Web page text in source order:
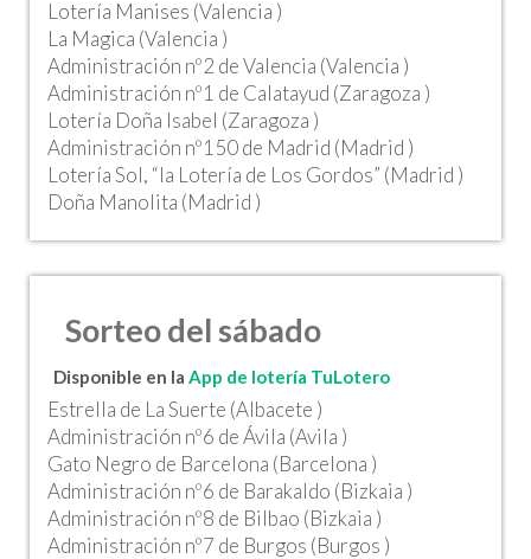
Lotería Manises (Valencia )
La Magica (Valencia )
Administración nº2 de Valencia (Valencia )
Administración nº1 de Calatayud (Zaragoza )
Lotería Doña Isabel (Zaragoza )
Administración nº150 de Madrid (Madrid )
Lotería Sol, “la Lotería de Los Gordos” (Madrid )
Doña Manolita (Madrid )
Sorteo del sábado
Disponible en la App de lotería TuLotero
Estrella de La Suerte (Albacete )
Administración nº6 de Ávila (Avila )
Gato Negro de Barcelona (Barcelona )
Administración nº6 de Barakaldo (Bizkaia )
Administración nº8 de Bilbao (Bizkaia )
Administración nº7 de Burgos (Burgos )